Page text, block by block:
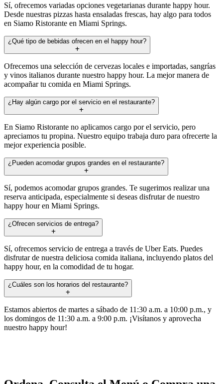
Sí, ofrecemos variadas opciones vegetarianas durante happy hour.
Desde nuestras pizzas hasta ensaladas frescas, hay algo para todos
en Siamo Ristorante en Miami Springs.
¿Qué tipo de bebidas ofrecen en el happy hour?
Ofrecemos una selección de cervezas locales e importadas, sangrías
y vinos italianos durante nuestro happy hour. La mejor manera de
acompañar tu comida en Miami Springs.
¿Hay algún cargo por el servicio en el restaurante?
En Siamo Ristorante no aplicamos cargo por el servicio, pero
apreciamos tu propina. Nuestro equipo trabaja duro para ofrecerte la
mejor experiencia posible.
¿Pueden acomodar grupos grandes en el restaurante?
Sí, podemos acomodar grupos grandes. Te sugerimos realizar una
reserva anticipada, especialmente si deseas disfrutar de nuestro
happy hour en Miami Springs.
¿Ofrecen servicios de entrega?
Sí, ofrecemos servicio de entrega a través de Uber Eats. Puedes
disfrutar de nuestra deliciosa comida italiana, incluyendo platos del
happy hour, en la comodidad de tu hogar.
¿Cuáles son los horarios del restaurante?
Estamos abiertos de martes a sábado de 11:30 a.m. a 10:00 p.m., y
los domingos de 11:30 a.m. a 9:00 p.m. ¡Visítanos y aprovecha
nuestro happy hour!